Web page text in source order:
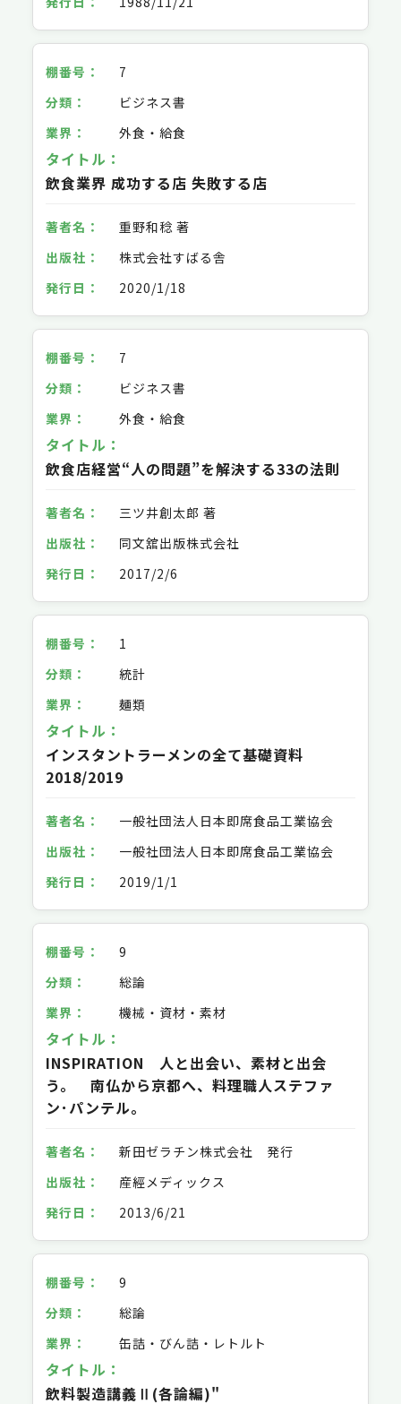
7
ビジネス書
外食・給食
飲食業界 成功する店 失敗する店
重野和稔 著
株式会社すばる舎
2020/1/18
7
ビジネス書
外食・給食
飲食店経営“人の問題”を解決する33の法則
三ツ井創太郎 著
同文舘出版株式会社
2017/2/6
1
統計
麺類
インスタントラーメンの全て基礎資料
2018/2019
一般社団法人日本即席食品工業協会
一般社団法人日本即席食品工業協会
2019/1/1
9
総論
機械・資材・素材
INSPIRATION 人と出会い、素材と出会
う。 南仏から京都へ、料理職人ステファ
ン･パンテル。
新田ゼラチン株式会社 発行
産經メディックス
2013/6/21
9
総論
缶詰・びん詰・レトルト
飲料製造講義Ⅱ(各論編)"